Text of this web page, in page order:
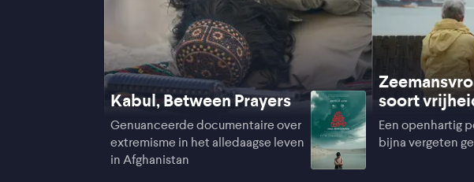
Kabul, Between Prayers
Genuanceerde documentaire over
extremisme in het alledaagse leven
in Afghanistan
soort
Een openhartig
bijna vergeten